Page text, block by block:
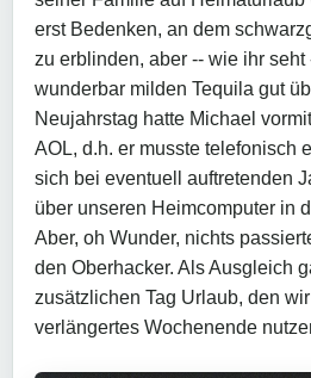
erst Bedenken, an dem
zu erblinden, aber -- wie ihr seht
wunderbar milden Tequila gut
Neujahrstag hatte Michael
AOL, d.h. er musste telefonisch
sich bei eventuell auftretenden
über unseren Heimcomputer in
Aber, oh Wunder, nichts
den Oberhacker. Als Ausgleich
zusätzlichen Tag Urlaub, den
verlängertes Wochenende